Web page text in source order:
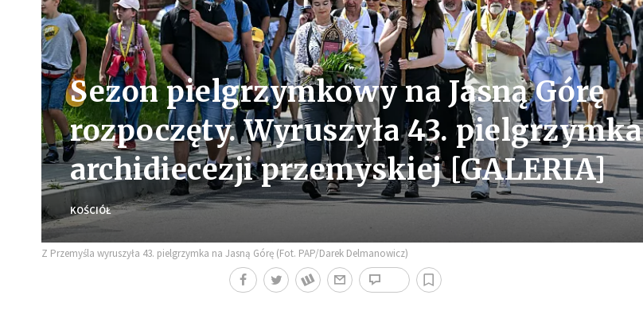
Sezon pielgrzymkowy na Jasną Górę
rozpoczęty. Wyruszyła 43. pielgrzymka
archidiecezji przemyskiej [GALERIA]
KOŚCIÓŁ
Z Przemyśla wyruszyła 43. pielgrzymka na Jasną Górę (Fot. PAP/Darek Delmanowicz)